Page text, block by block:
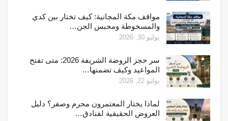
مواقف مكة المجانية: كيف تختار بين كدي
والمسخوطة ومحبس الجن…
يوليو 30, 2026
سر حجز الروضة الشريفة 2026: متى تفتح
المواعيد وكيف تضمنها…
يوليو 22, 2026
لماذا يختار المعتمرون محرم وصفر؟ دليل
العروض الحقيقية لفنادق…